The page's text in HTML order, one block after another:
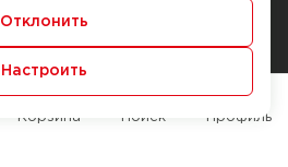
Служба контроля качества
Отклонить
Настроить
Корзина Поиск Профиль